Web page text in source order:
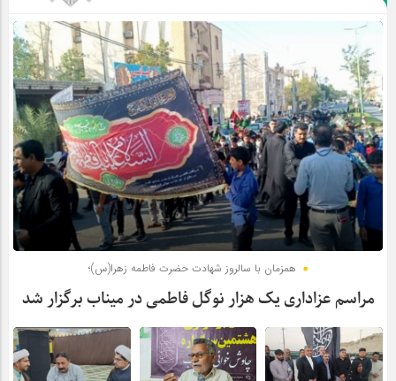
همزمان با سالروز شهادت حضرت فاطمه زهرا(س)؛
مراسم عزاداری یک هزار نوگل فاطمی در میناب برگزار شد